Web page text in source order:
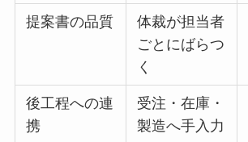
提案書の品質
体裁が担当者
ごとにばらつ
く
後工程への連
携
受注・在庫・
製造へ手入力